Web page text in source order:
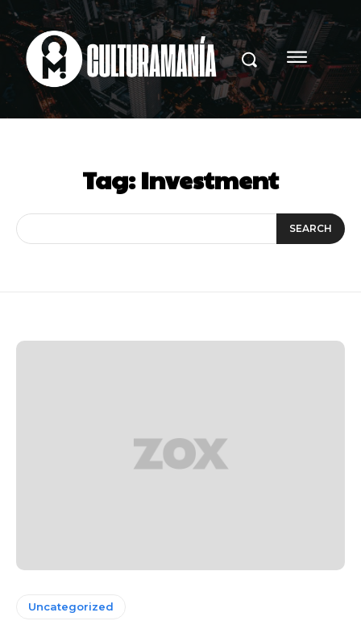
Tag:Investment
SEARCH
Uncategorized